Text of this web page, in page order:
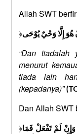
Allah SWT
﴿إِلَّا وَحْيٌ يُوْحَى
“Dan tiadalah
menurut
tiada lain
(kepadanya)”
Dan Allah SWT
﴿وَإِنْ لَمْ تَفْعَلْ فَمَا